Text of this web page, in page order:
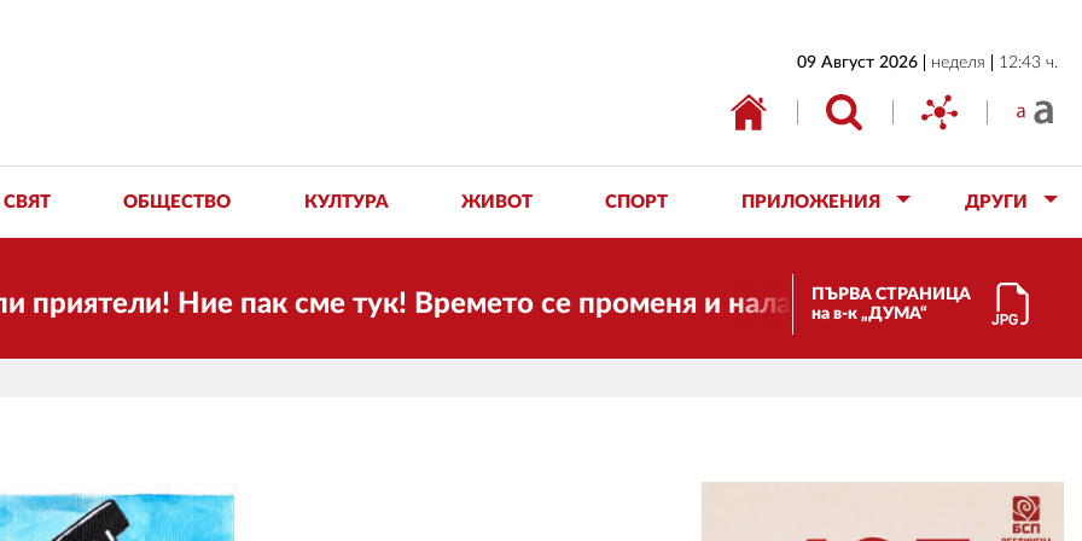
09 Август 2026 неделя 12:43 ч.
СВЯТ ОБЩЕСТВО КУЛТУРА ЖИВОТ СПОРТ ПРИЛОЖЕНИЯ ДРУГИ
Ние пак сме тук! Времето се променя и налага необходимостта от
ПЪРВА СТРАНИЦА
на в-к „ДУМА“
ИКОНОМИКА
ОБЩЕСТВО